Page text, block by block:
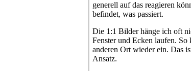
generell auf das reagieren
befindet, was passiert.
Die 1:1 Bilder hänge ich oft
Fenster und Ecken laufen.
anderen Ort wieder ein. Das
Ansatz.